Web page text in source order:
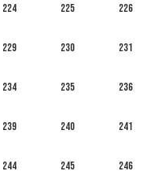
224 225 226
229 230 231
234 235 236
239 240 241
244 245 246